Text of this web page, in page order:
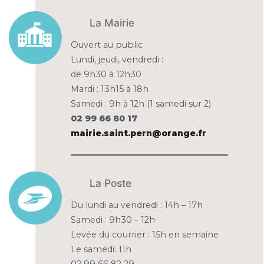
La Mairie
Ouvert au public
Lundi, jeudi, vendredi :
de 9h30 à 12h30
Mardi : 13h15 à 18h
Samedi : 9h à 12h (1 samedi sur 2)
02 99 66 80 17
mairie.saint.pern@orange.fr
La Poste
Du lundi au vendredi : 14h – 17h
Samedi : 9h30 – 12h
Levée du courrier : 15h en semaine
Le samedi: 11h